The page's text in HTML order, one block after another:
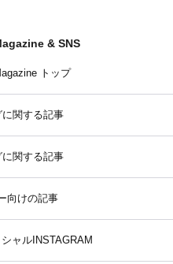
& SNS
トップ
関する記事
関する記事
向けの記事
ャルINSTAGRAM